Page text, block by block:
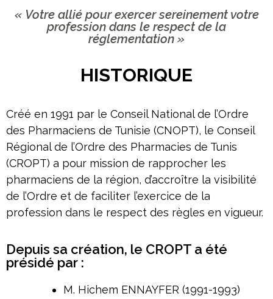
« Votre allié pour exercer sereinement votre
profession dans le respect de la
réglementation »
HISTORIQUE
Créé en 1991 par le Conseil National de l’Ordre
des Pharmaciens de Tunisie (CNOPT), le Conseil
Régional de l’Ordre des Pharmacies de Tunis
(CROPT) a pour mission de rapprocher les
pharmaciens de la région, d’accroître la visibilité
de l’Ordre et de faciliter l’exercice de la
profession dans le respect des règles en vigueur.
Depuis sa création, le CROPT a été
présidé par :
M. Hichem ENNAYFER (1991-1993)